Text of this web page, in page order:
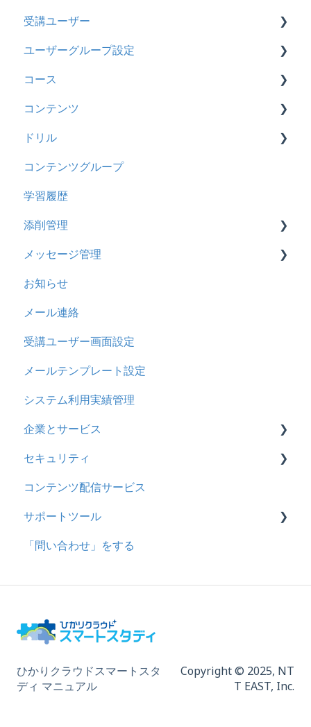
カスタマイズ
インターネット・セキュリティ
料金
管理ユーザー・受講ユーザー
履歴
コンテンツ
CSV
ドキュメント
ビデオ
ドリル
メール
メッセージ
お知らせ
多言語変換
助成金
2026年2月アップデート
2025年10月アップデート
2025年9月アップデート
2025年3月アップデート
2024年12月アップデート
2024年8月アップデート
2024年5月アップデート
2023年12月アップデート
2023年11月アップデート
2023年8月アップデート
2023年4月アップデート
管理ユーザーの統合について
管理ユーザーについて
ロールと権限
受講ユーザー
基本操作
【新レイアウト】受講ユーザー登録について
【旧レイアウト】ユーザー編集について
ユーザーグループ設定
【新レイアウト】ユーザーグループ設定
【旧レイアウト】ユーザーグループ設定
コース
基本操作
新レイアウト
旧レイアウト
コース詳細設定の参考
ストレスチェック
CSVについて
コンテンツ
ビデオ
ドキュメント
多言語表示
リンク
ドリル
概要
問題について
ドリルについて
【問題・ドリル】の参考
ドリルスキンについて
問題属性
コンテンツグループ
学習履歴
添削管理
概要
基本操作
採点権限のみを持ったユーザ
採点・承認権限を持ったユーザ
メッセージ管理
基本操作
リンクメッセージスレッド
お知らせ
メール連絡
受講ユーザー画面設定
メールテンプレート設定
システム利用実績管理
企業とサービス
用語の定義
企業について
統合ユーザーについて
サービスについて
セキュリティ
シングルサインオン設定
証明書認証
MFA(多要素認証)
コンテンツ配信サービス
サポートツール
基本操作
問題登録用ファイルに戻す
ドキュメントを登録する
「問い合わせ」をする
ひかりクラウドスマートスタ
ディ マニュアル
Copyright © 2025, NT
T EAST, Inc.